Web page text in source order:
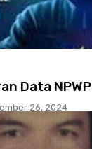
Data NPWP
26, 2024